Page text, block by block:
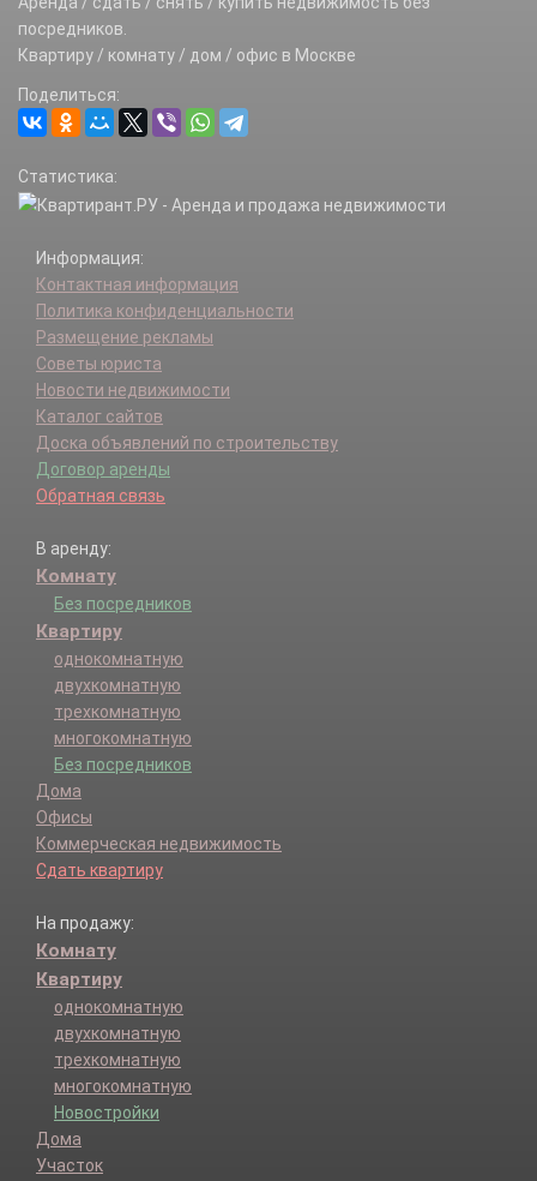
Язово д.
Ямонтово д.
посредников.
Квартиру / комнату / дом / офис в Москве
Поделиться:
Статистика:
Информация:
Контактная информация
Политика конфиденциальности
Размещение рекламы
Советы юриста
Новости недвижимости
Каталог сайтов
Доска объявлений по строительству
Договор аренды
Обратная связь
В аренду:
Комнату
Без посредников
Квартиру
однокомнатную
двухкомнатную
трехкомнатную
многокомнатную
Без посредников
Дома
Офисы
Коммерческая недвижимость
Сдать квартиру
На продажу:
Комнату
Квартиру
однокомнатную
двухкомнатную
трехкомнатную
многокомнатную
Новостройки
Дома
Участок